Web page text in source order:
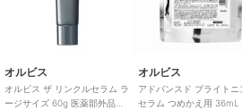
オルビス
オルビス ザ リンクルセラム ラ
ージサイズ 60g 医薬部外品
オルビス
アドバンスド ブライトニ
セラム つめかえ用 36mL